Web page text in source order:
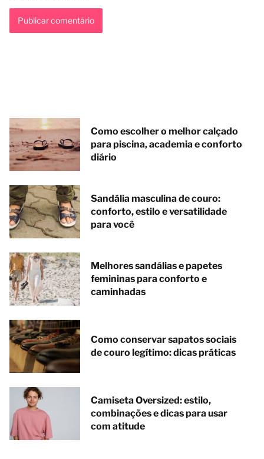
Como escolher o melhor calçado
para piscina, academia e conforto
diário
Sandália masculina de couro:
conforto, estilo e versatilidade
para você
Melhores sandálias e papetes
femininas para conforto e
caminhadas
Como conservar sapatos sociais
de couro legítimo: dicas práticas
Camiseta Oversized: estilo,
combinações e dicas para usar
com atitude